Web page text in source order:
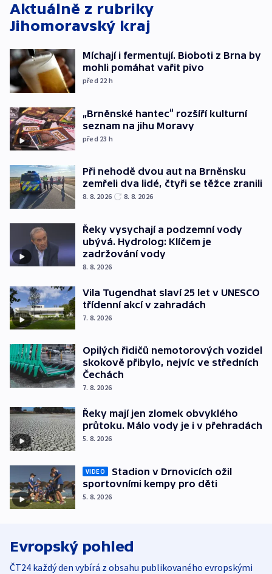
Aktuálně z rubriky
Jihomoravský kraj
Míchají i fermentují. Bioboti z Brna by
mohli pomáhat vařit pivo
před 22 h
„Brněnské hantec“ rozšíří kulturní
seznam na jihu Moravy
před 23 h
Při nehodě dvou aut na Brněnsku
zemřeli dva lidé, čtyři se těžce zranili
8. 8. 2026 8. 8. 2026
Řeky vysychají a podzemní vody
ubývá. Hydrolog: Klíčem je
zadržování vody
8. 8. 2026
Vila Tugendhat slaví 25 let v UNESCO
třídenní akcí v zahradách
7. 8. 2026
Opilých řidičů nemotorových vozidel
skokově přibylo, nejvíc ve středních
Čechách
7. 8. 2026
Řeky mají jen zlomek obvyklého
průtoku. Málo vody je i v přehradách
5. 8. 2026
VIDEO
Stadion v Drnovicích ožil
sportovními kempy pro děti
5. 8. 2026
Evropský pohled
ČT24 každý den vybírá z obsahu publikovaného evropskými